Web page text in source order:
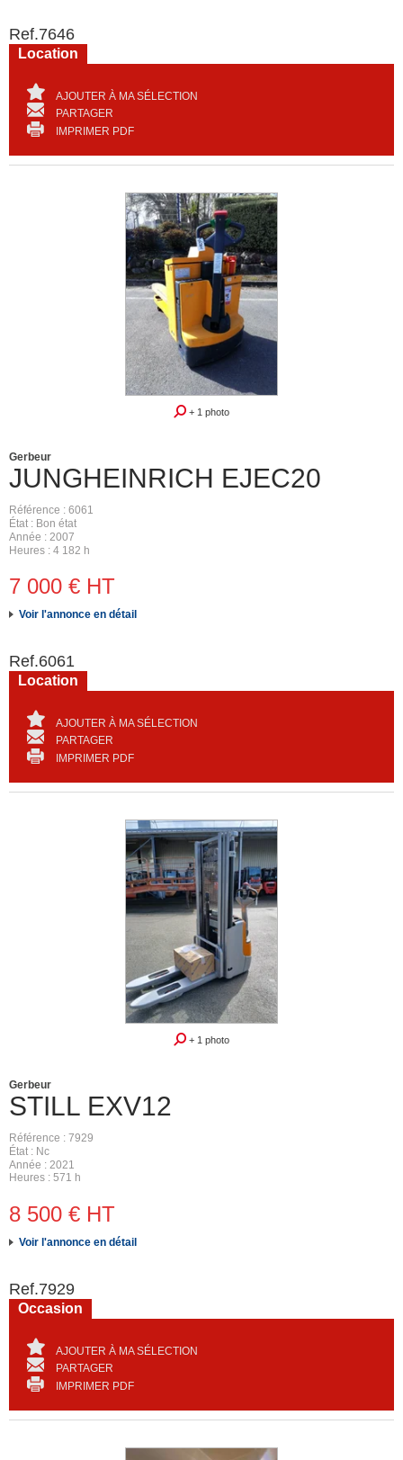
Ref.7646
Location
AJOUTER À MA SÉLECTION
PARTAGER
IMPRIMER PDF
+ 1 photo
JUNGHEINRICH EJEC20
Gerbeur
Référence
6061
État
Bon état
Année
2007
Heures
4 182 h
7 000 € HT
Voir l'annonce en détail
Ref.6061
Location
AJOUTER À MA SÉLECTION
PARTAGER
IMPRIMER PDF
+ 1 photo
STILL EXV12
Gerbeur
Référence
7929
État
Nc
Année
2021
Heures
571 h
8 500 € HT
Voir l'annonce en détail
Ref.7929
Occasion
AJOUTER À MA SÉLECTION
PARTAGER
IMPRIMER PDF